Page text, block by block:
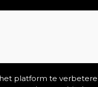
platform te